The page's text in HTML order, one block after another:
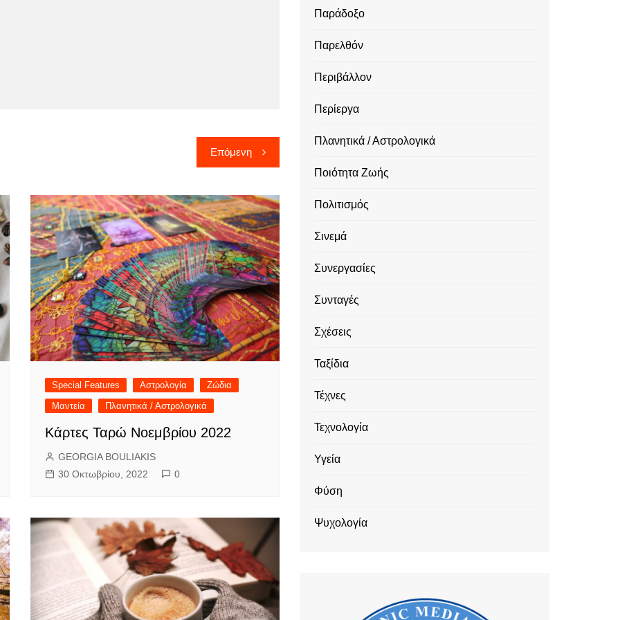
Επόμενη
Special Features Αστρολογία
Ζώδια
Μαντεία
Πλανητικά / Αστρολογικά
Κάρτες Ταρώ Νοεμβρίου 2022
GEORGIA BOULIAKIS
30 Οκτωβρίου, 2022
0
Παράδοξο
Παρελθόν
Περιβάλλον
Περίεργα
Πλανητικά / Αστρολογικά
Ποιότητα Ζωής
Πολιτισμός
Σινεμά
Συνεργασίες
Συνταγές
Σχέσεις
Ταξίδια
Τέχνες
Τεχνολογία
Υγεία
Φύση
Ψυχολογία